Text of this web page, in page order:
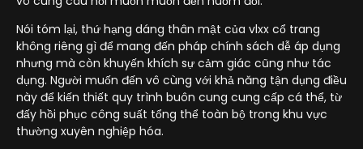
Nói tóm lại, thứ hạng dáng thân mật của vlxx cổ trang
không riêng gì để mang đến pháp chính sách dễ áp dụng
nhưng mà còn khuyến khích sự cảm giác cũng như tác
dụng. Người muốn đến vô cùng với khả năng tận dụng điều
này để kiến thiết quy trình buôn cung cung cấp cá thể, từ
đấy hồi phục công suất tổng thể toàn bộ trong khu vực
thường xuyên nghiệp hóa.